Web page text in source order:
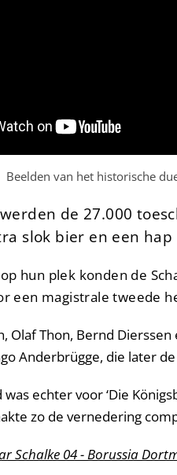
Beelden van het historische
de 27.000
slok bier en een
hun plek konden de
een magistrale tweede
Olaf Thon, Bernd
Anderbrügge, die later
echter voor ‘Die
zo de vernedering
Schalke 04 - Borussia